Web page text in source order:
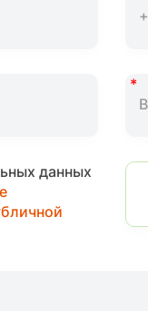
данных